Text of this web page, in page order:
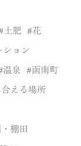
土肥 花
ション
温泉 函南町
える場所
棚田